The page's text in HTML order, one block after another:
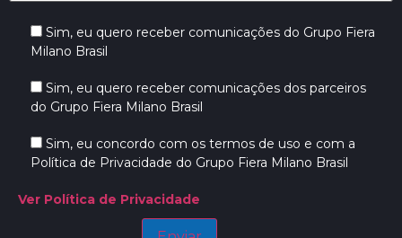
Sim, eu quero receber comunicações do Grupo Fiera
Milano Brasil
Sim, eu quero receber comunicações dos parceiros
do Grupo Fiera Milano Brasil
Sim, eu concordo com os termos de uso e com a
Política de Privacidade do Grupo Fiera Milano Brasil
Ver Política de Privacidade